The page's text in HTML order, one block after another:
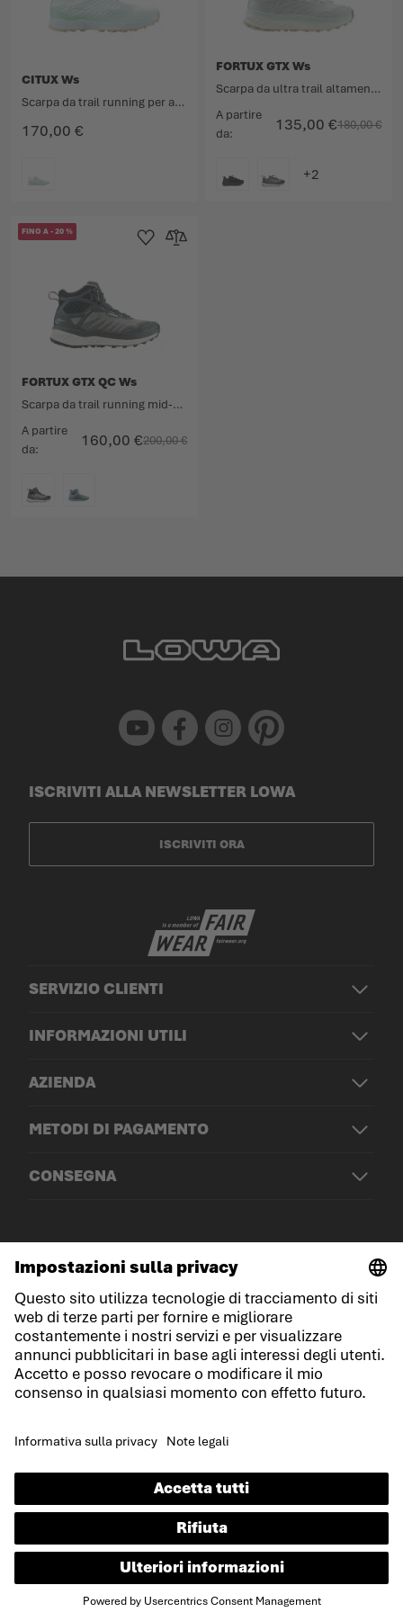
170,00 €
CITUX Ws
Scarpa da trail running per altissime prestazioni.
A partire
da
135,00 €180,00 €
FORTUX GTX Ws
Scarpa da ultra trail altamente performante con membrana GORE-TEX.
FINO A-20%
A partire
da
160,00 €200,00 €
FORTUX GTX QC Ws
Scarpa da trail running mid-cut per avventure dinamiche all’aria aperta.
Aggiungi alla Lista dei Desideri
Aggiungi al confronto
Youtube Facebook Instagram Pinterest
SERVIZIO CLIENTI
INFORMAZIONI UTILI
AZIENDA
METODI DI PAGAMENTO
CONSEGNA
ISCRIVITI ALLA NEWSLETTER LOWA
ISCRIVITI ORA
© LOWA Sportschuhe GmbH
Note legali
Protezione dei dati
Cookies
Condizioni di gara
Dichiarazione sull'accessibilità